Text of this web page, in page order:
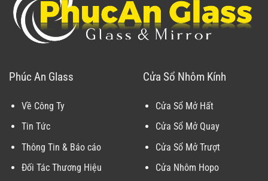
Phúc An Glass
Về Công Ty
Tin Tức
Thông Tin & Báo cáo
Đối Tác Thương Hiệu
Cửa Sổ Nhôm Kính
Cửa Sổ Mở Hất
Cửa Sổ Mở Quay
Cửa Sổ Mở Trượt
Cửa Nhôm Hopo